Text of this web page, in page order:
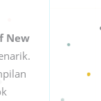
New